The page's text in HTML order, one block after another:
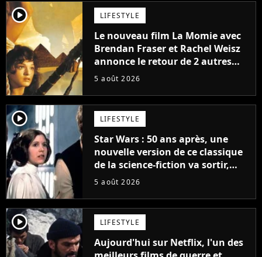
player2 LIFESTYLE
Le nouveau film La Momie avec
Brendan Fraser et Rachel Weisz
annonce le retour de 2 autres
personnages emblématiques de
5 août 2026
player2 LIFESTYLE
Star Wars : 50 ans après, une
nouvelle version de ce classique
de la science-fiction va sortir,
mais on ne la verra jamais en
5 août 2026
player2 LIFESTYLE
Aujourd'hui sur Netflix, l'un des